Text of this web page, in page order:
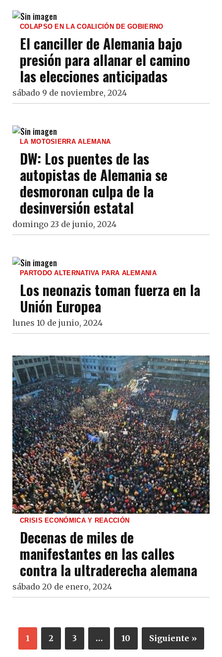
COLAPSO EN LA COALICIÓN DE GOBIERNO
El canciller de Alemania bajo
presión para allanar el camino
las elecciones anticipadas
sábado 9 de noviembre, 2024
LA MOTOSIERRA ALEMANA
DW: Los puentes de las
autopistas de Alemania se
desmoronan culpa de la
desinversión estatal
domingo 23 de junio, 2024
PARTODO ALTERNATIVA PARA ALEMANIA
Los neonazis toman fuerza en la
Unión Europea
lunes 10 de junio, 2024
CRISIS ECONÓMICA Y REACCIÓN
Decenas de miles de
manifestantes en las calles
contra la ultraderecha alemana
sábado 20 de enero, 2024
1 2 3 … 10 Siguiente »